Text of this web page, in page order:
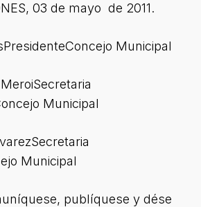
03 de mayo de 2011.
Municipal
Municipal
Municipal
publíquese y dése